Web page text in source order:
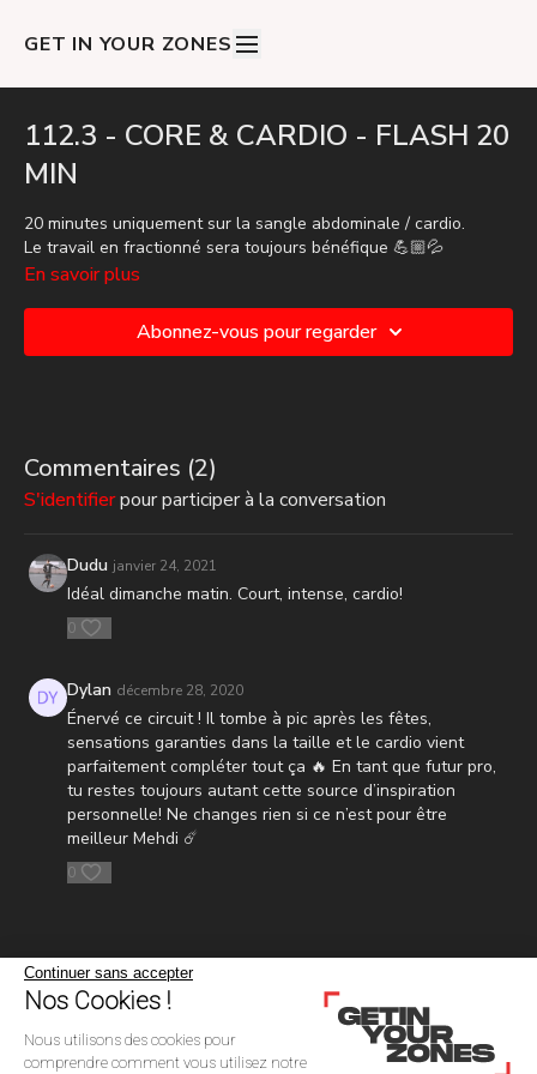
GET IN YOUR ZONES
112.3 - CORE & CARDIO - FLASH 20
MIN
20 minutes uniquement sur la sangle abdominale / cardio.
Le travail en fractionné sera toujours bénéfique 💪🏼💦
En savoir plus
Abonnez-vous pour regarder
Commentaires (2)
S'identifierpour participer à la conversation
Dudu janvier 24, 2021
Idéal dimanche matin. Court, intense, cardio!
0
Dylan décembre 28, 2020
Énervé ce circuit ! Il tombe à pic après les fêtes,
sensations garanties dans la taille et le cardio vient
parfaitement compléter tout ça 🔥 En tant que futur pro,
tu restes toujours autant cette source d’inspiration
personnelle! Ne changes rien si ce n’est pour être
meilleur Mehdi ☄️
0
Continuer sans accepter
Nos Cookies !
Nous utilisons des cookies pour
comprendre comment vous utilisez notre